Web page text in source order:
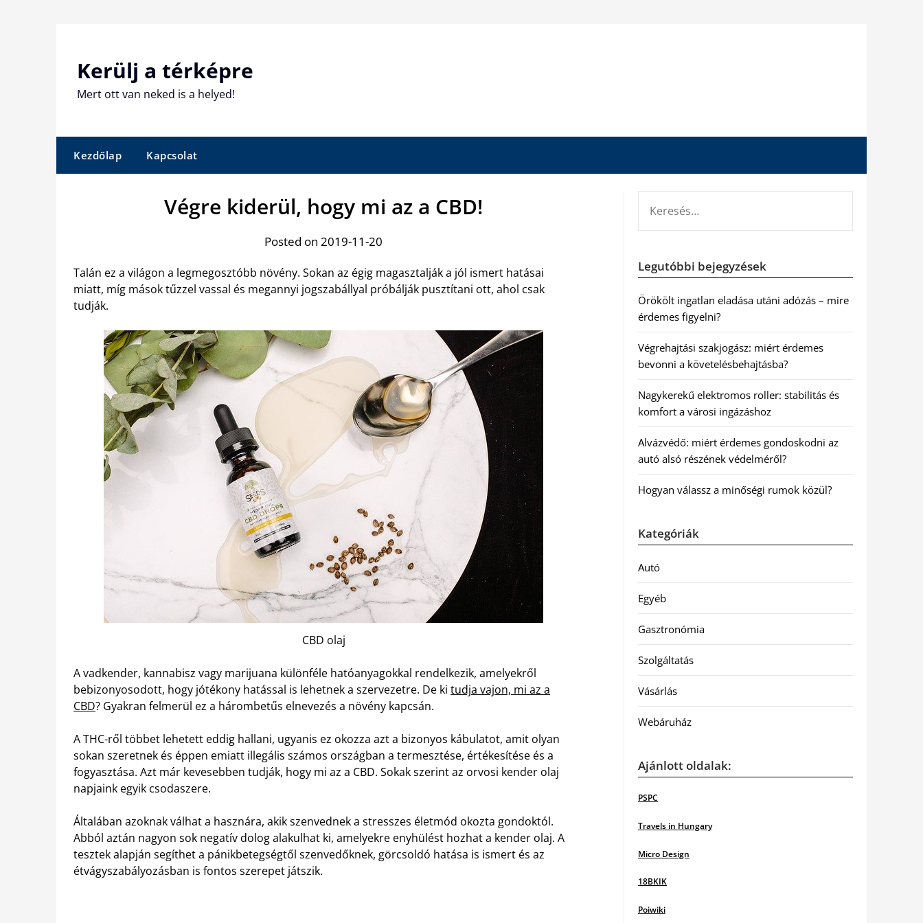
Kerülj a térképre
Mert ott van neked is a helyed!
Kezdőlap Kapcsolat
Végre kiderül, hogy mi az a CBD!
Posted on 2019-11-20
Talán ez a világon a legmegosztóbb növény. Sokan az égig magasztalják a jól ismert hatásai
miatt, míg mások tűzzel vassal és megannyi jogszabállyal próbálják pusztítani ott, ahol csak
tudják.
CBD olaj
A vadkender, kannabisz vagy marijuana különféle hatóanyagokkal rendelkezik, amelyekről
bebizonyosodott, hogy jótékony hatással is lehetnek a szervezetre. De ki tudja vajon, mi az a
CBD? Gyakran felmerül ez a hárombetűs elnevezés a növény kapcsán.
A THC-ről többet lehetett eddig hallani, ugyanis ez okozza azt a bizonyos kábulatot, amit olyan
sokan szeretnek és éppen emiatt illegális számos országban a termesztése, értékesítése és a
fogyasztása. Azt már kevesebben tudják, hogy mi az a CBD. Sokak szerint az orvosi kender olaj
napjaink egyik csodaszere.
Általában azoknak válhat a hasznára, akik szenvednek a stresszes életmód okozta gondoktól.
Abból aztán nagyon sok negatív dolog alakulhat ki, amelyekre enyhülést hozhat a kender olaj. A
tesztek alapján segíthet a pánikbetegségtől szenvedőknek, görcsoldó hatása is ismert és az
étvágyszabályozásban is fontos szerepet játszik.
Legutóbbi bejegyzések
Örökölt ingatlan eladása utáni adózás – mire
érdemes figyelni?
Végrehajtási szakjogász: miért érdemes
bevonni a követelésbehajtásba?
Nagykerekű elektromos roller: stabilitás és
komfort a városi ingázáshoz
Alvázvédő: miért érdemes gondoskodni az
autó alsó részének védelméről?
Hogyan válassz a minőségi rumok közül?
Kategóriák
Autó
Egyéb
Gasztronómia
Szolgáltatás
Vásárlás
Webáruház
Ajánlott oldalak:
PSPC
Travels in Hungary
Micro Design
18BKIK
Poiwiki